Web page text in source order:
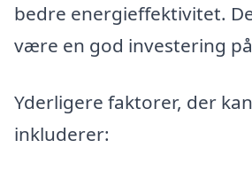
bedre energieffektivitet.
være en god investering
Yderligere faktorer, der
inkluderer: